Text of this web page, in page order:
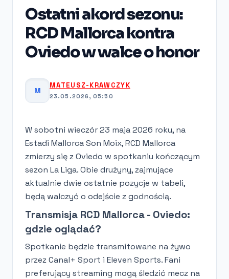
Ostatni akord sezonu:
RCD Mallorca kontra
Oviedo w walce o honor
M
MATEUSZ-KRAWCZYK
23.05.2026, 05:50
W sobotni wieczór 23 maja 2026 roku, na
Estadi Mallorca Son Moix, RCD Mallorca
zmierzy się z Oviedo w spotkaniu kończącym
sezon La Liga. Obie drużyny, zajmujące
aktualnie dwie ostatnie pozycje w tabeli,
będą walczyć o odejście z godnością.
Transmisja RCD Mallorca - Oviedo:
gdzie oglądać?
Spotkanie będzie transmitowane na żywo
przez Canal+ Sport i Eleven Sports. Fani
preferujący streaming mogą śledzić mecz na